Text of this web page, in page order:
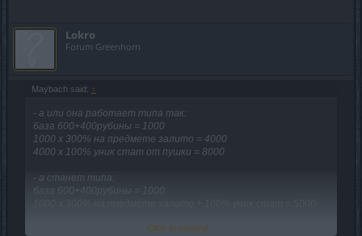
Lokro
Forum Greenhorn
Maybach said: ↑
- а или она работает типа так:
база 600+400рубины = 1000
1000 х 300% на предмете залито = 4000
4000 х 100% уник стат от пушки = 8000
- а станет типа:
база 600+400рубины = 1000
Click to expand...